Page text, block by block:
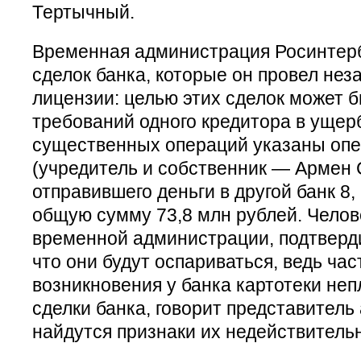
Тертычный.
Временная администрация
сделок банка, которые он провел
лицензии: целью этих сделок может
требований одного кредитора в
существенных операций указаны
(учредитель и собственник — Армен
отправившего деньги в другой банк
общую сумму 73,8 млн рублей.
временной администрации,
что они будут оспариваться, ведь
возникновения у банка картотеки
сделки банка, говорит
найдутся признаки их